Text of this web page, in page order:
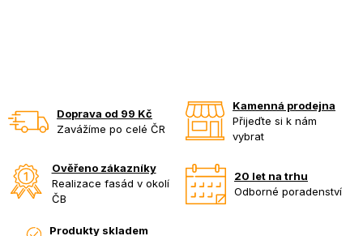
Doprava od 99 Kč
Zavážíme po celé ČR
Kamenná prodejna
Přijeďte si k nám
vybrat
Ověřeno zákazníky
Realizace fasád v okolí
ČB
20 let na trhu
Odborné poradenství
Produkty skladem